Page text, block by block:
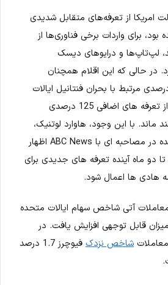
امریکا از تعرفه‌های متقابل شدیدی
برای واردات برخی فناوری‌ها از
لپ‌تاپ‌ها و درایوهای دیسک
در حالی که این اقلام همچنان
تعرفه های 20 درصدی مرتبط با بحران فنتانیل ایالات
متحده خواهند بود، اما از تعرفه های اضافی 125 درصدی
ماند. با این وجود، هاوارد لوتنیک،
وزیر بازرگانی ایالات متحده در مصاحبه ای با ABC News اظهار
دو ماه آینده تعرفه های جدیدی برای
هادی ها اعمال شود.
معاملات آتی شاخص سهام ایالات متحده
میزان قابل توجهی افزایش یافت. در
شاخص نزدک
فیوچرز 1.7 درصد